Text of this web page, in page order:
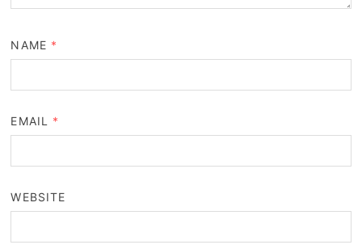
NAME *
EMAIL *
WEBSITE